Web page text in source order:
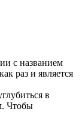
с названием
раз и является
в
Чтобы